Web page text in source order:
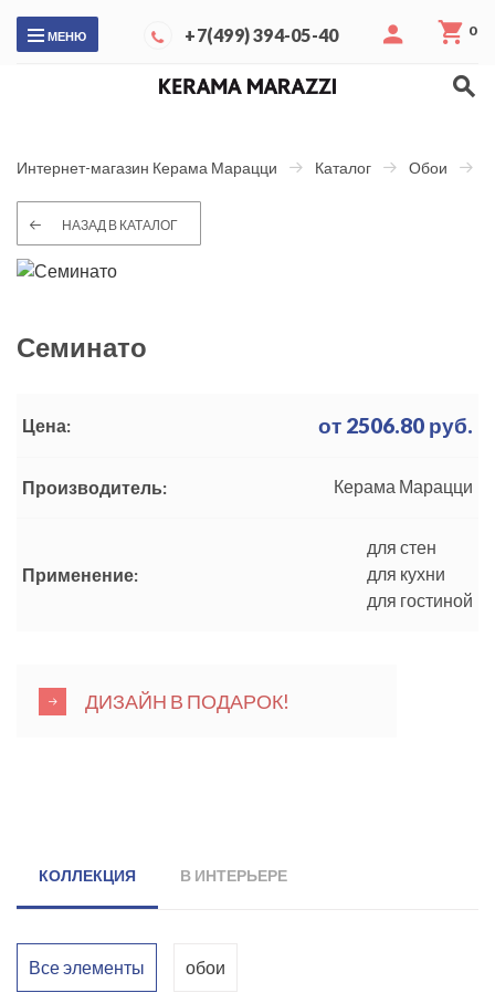
МЕНЮ +7(499) 394-05-40 0
Интернет-магазин Керама Марацци Каталог Обои
НАЗАД В КАТАЛОГ
Семинато
Цена: от 2506.80 руб.
Производитель: Керама Марацци
Применение:
для стен
для кухни
для гостиной
ДИЗАЙН В ПОДАРОК!
КОЛЛЕКЦИЯ В ИНТЕРЬЕРЕ
Все элементы обои